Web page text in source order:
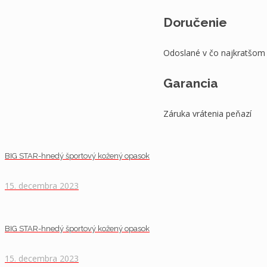
Doručenie
Odoslané v čo najkratšom
Garancia
Záruka vrátenia peňazí
BIG STAR-hnedý športový kožený opasok
15. decembra 2023
BIG STAR-hnedý športový kožený opasok
15. decembra 2023